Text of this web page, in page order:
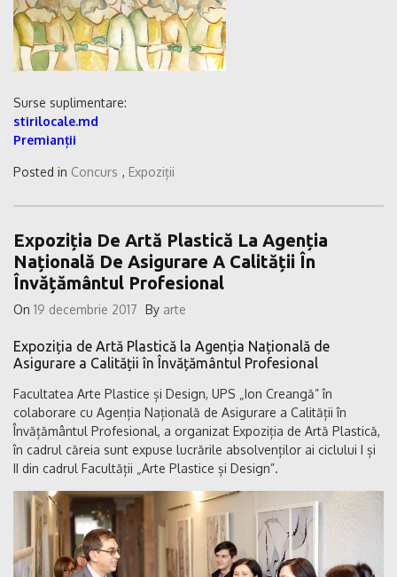
Surse suplimentare:
stirilocale.md
Premianții
Posted in Concurs , Expoziții
Expoziția De Artă Plastică La Agenția
Națională De Asigurare A Calității În
Învățământul Profesional
On 19 decembrie 2017 By arte
Expoziția de Artă Plastică la Agenția Națională de
Asigurare a Calității în Învățământul Profesional
Facultatea Arte Plastice și Design, UPS „Ion Creangă” în
colaborare cu Agenția Națională de Asigurare a Calității în
Învățământul Profesional, a organizat Expoziția de Artă Plastică,
în cadrul căreia sunt expuse lucrările absolvenților ai ciclului I și
II din cadrul Facultății „Arte Plastice și Design”.